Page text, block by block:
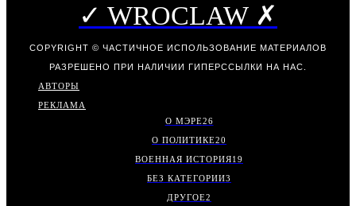
✓ WROCLAW ✗
COPYRIGHT © ЧАСТИЧНОЕ ИСПОЛЬЗОВАНИЕ МАТЕРИАЛОВ
РАЗРЕШЕНО ПРИ НАЛИЧИИ ГИПЕРССЫЛКИ НА НАС.
АВТОРЫ
РЕКЛАМА
О МЭРЕ26
О ПОЛИТИКЕ20
ВОЕННАЯ ИСТОРИЯ19
БЕЗ КАТЕГОРИИ3
ДРУГОЕ2